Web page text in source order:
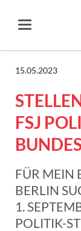
15.05.2023
FSJ
FÜR MEIN
BERLIN
1.
POLITIK-